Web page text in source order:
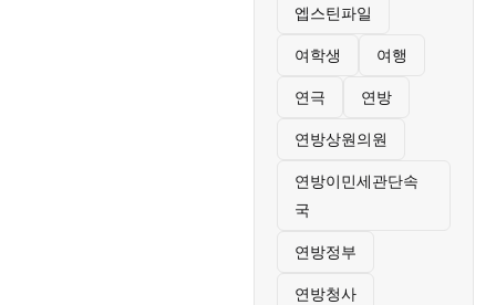
엡스틴파일
여학생 여행
연극 연방
연방상원의원
연방이민세관단속
국
연방정부
연방청사